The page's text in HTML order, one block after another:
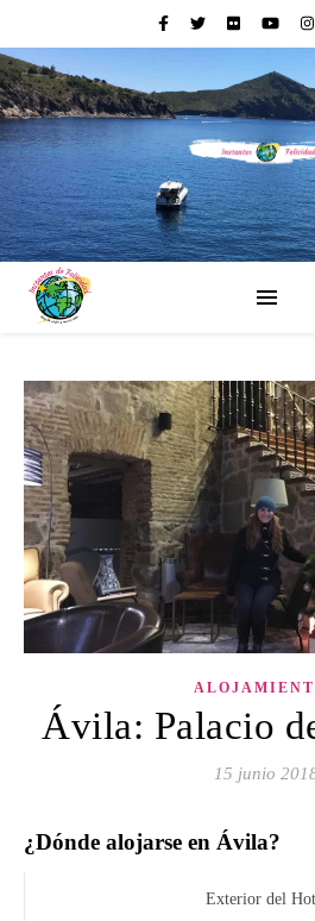
Ávila: Palacio
15 junio
¿Dónde alojarse en Ávila?
Exterior del